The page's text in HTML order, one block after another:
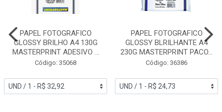
PAPEL FOTOGRAFICO
GLOSSY BRILHO A4 130G
MASTERPRINT ADESIVO ...
Código: 35068
PAPEL FOTOGRAFICO
GLOSSY BLRILHANTE A4
230G MASTERPRINT PACO...
Código: 36386